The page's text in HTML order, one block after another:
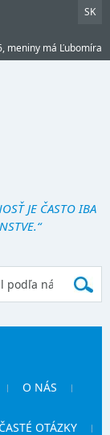
SK
meniny má Ľubomíra
JE ČASTO IBA
O NÁS
OTÁZKY